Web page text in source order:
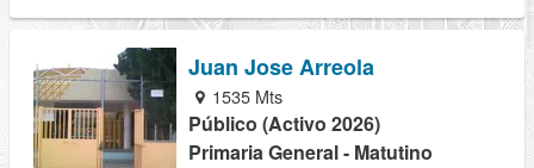
Juan Jose Arreola
1535 Mts
Público (Activo 2026)
Primaria General - Matutino